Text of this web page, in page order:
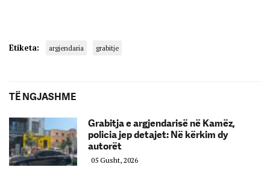
Etiketa: argjendaria grabitje
TË NGJASHME
Grabitja e argjendarisë në Kamëz,
policia jep detajet: Në kërkim dy
autorët
05 Gusht, 2026